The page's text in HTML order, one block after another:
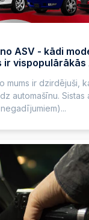
ASV - kādi
ir vispopulārākās
mums ir dzirdējuši,
automašīnu. Sistas